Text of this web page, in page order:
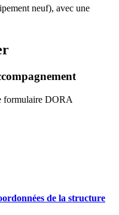
neuf), avec une
formulaire DORA
de la structure